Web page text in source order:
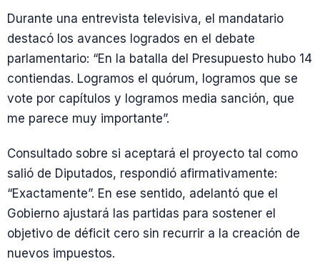
Durante una entrevista televisiva, el mandatario
destacó los avances logrados en el debate
parlamentario: “En la batalla del Presupuesto hubo 14
contiendas. Logramos el quórum, logramos que se
vote por capítulos y logramos media sanción, que
me parece muy importante”.
Consultado sobre si aceptará el proyecto tal como
salió de Diputados, respondió afirmativamente:
“Exactamente”. En ese sentido, adelantó que el
Gobierno ajustará las partidas para sostener el
objetivo de déficit cero sin recurrir a la creación de
nuevos impuestos.